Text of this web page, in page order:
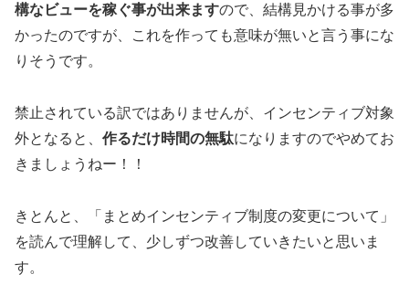
構なビューを稼ぐ事が出来ますので、結構見かける事が多
かったのですが、これを作っても意味が無いと言う事にな
りそうです。
禁止されている訳ではありませんが、インセンティブ対象
外となると、 作るだけ時間の無駄になりますのでやめてお
きましょうねー！！
きとんと、「まとめインセンティブ制度の変更について」
を読んで理解して、少しずつ改善していきたいと思いま
す。